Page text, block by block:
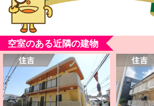
空室のある近隣の建物